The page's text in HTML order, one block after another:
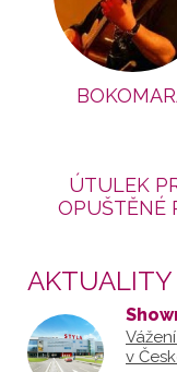
ÚTULEK
OPUŠTĚNÉ
AKTUALITY
v